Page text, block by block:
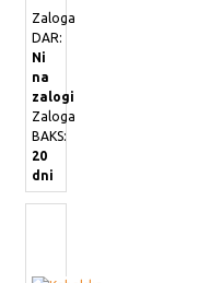
Zaloga
DAR:
Ni
na
zalogi
Zaloga
BAKS:
20
dni